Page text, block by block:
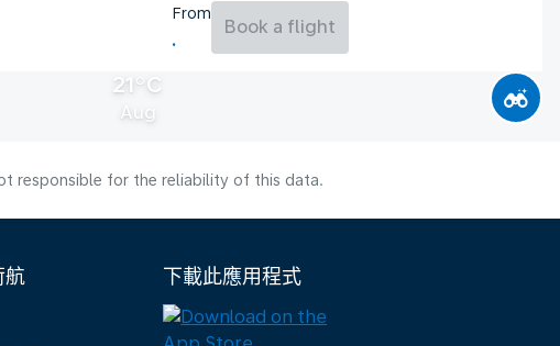
21°C
Aug
From
Book a flight
responsible for the reliability of this data.
航 下載此應用程式